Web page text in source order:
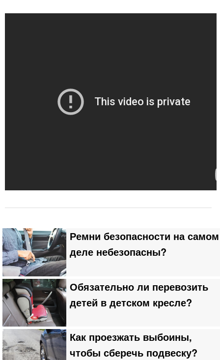
Ремни безопасности на самом
деле небезопасны?
Обязательно ли перевозить
детей в детском кресле?
Как проезжать выбоины,
чтобы сберечь подвеску?